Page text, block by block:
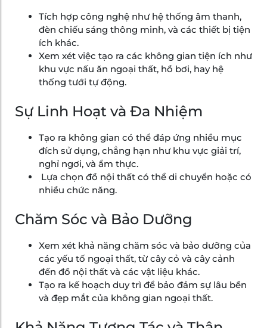
Tích hợp công nghệ như hệ thống âm thanh,
đèn chiếu sáng thông minh, và các thiết bị tiện
ích khác.
Xem xét việc tạo ra các không gian tiện ích như
khu vực nấu ăn ngoại thất, hồ bơi, hay hệ
thống tưới tự động.
Sự Linh Hoạt và Đa Nhiệm
Tạo ra không gian có thể đáp ứng nhiều mục
đích sử dụng, chẳng hạn như khu vực giải trí,
nghỉ ngơi, và ẩm thực.
Lựa chọn đồ nội thất có thể di chuyển hoặc có
nhiều chức năng.
Chăm Sóc và Bảo Dưỡng
Xem xét khả năng chăm sóc và bảo dưỡng của
các yếu tố ngoại thất, từ cây cỏ và cây cảnh
đến đồ nội thất và các vật liệu khác.
Tạo ra kế hoạch duy trì để bảo đảm sự lâu bền
và đẹp mắt của không gian ngoại thất.